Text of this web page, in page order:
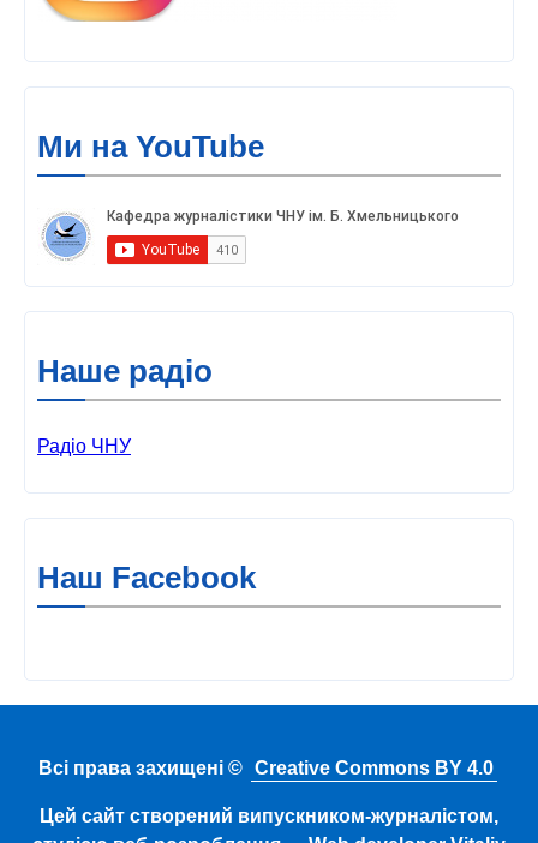
Ми на YouTube
Наше радіо
Радіо ЧНУ
Наш Facebook
Всі права захищені © Creative Commons BY 4.0
Цей сайт створений випускником-журналістом,